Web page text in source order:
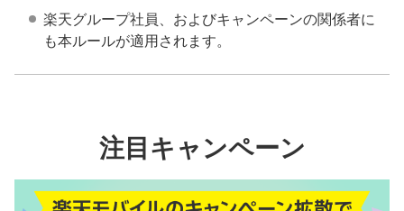
楽天グループ社員、およびキャンペーンの関係者に
も本ルールが適用されます。
注目キャンペーン